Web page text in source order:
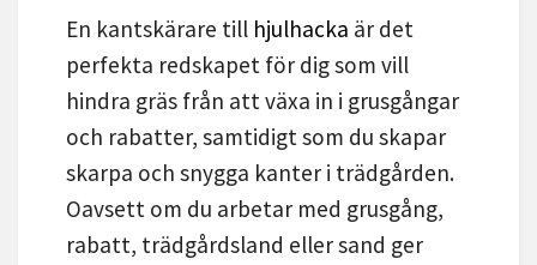
En kantskärare till hjulhacka är det
perfekta redskapet för dig som vill
hindra gräs från att växa in i grusgångar
och rabatter, samtidigt som du skapar
skarpa och snygga kanter i trädgården.
Oavsett om du arbetar med grusgång,
rabatt, trädgårdsland eller sand ger